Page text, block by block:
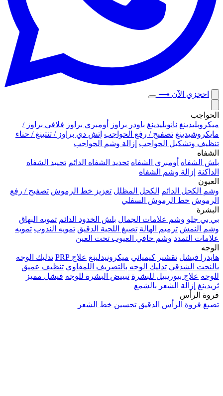
احجزي الآن ⟶
الحواجب
ميكروبلیدينغ نانوبليدينغ باودر براوز أومبري براوز فلافي براوز /
مايكروشيدينغ تصفيح / رفع الحواجب إتش دي براوز / تنتينغ / حناء
تنظيف وتشكيل الحواجب إزالة وشم الحواجب
الشفاه
بلش الشفاه أومبري الشفاه تحديد الشفاه الدائم تحييد الشفاه
الداكنة إزالة وشم الشفاه
العيون
وشم الكحل الدائم
الكحل المظلل تعزيز خط الرموش تصفيح / رفع
الرموش خط الرموش السفلي
البشرة
بي بي جلو وشم علامات الجمال بلش الخدود الدائم تمويه البهاق
وشم النمش ترميم الهالة تصبغ اللحية الدقيق تمويه الندوب تمويه
علامات التمدد وشم خافي العيوب تحت العين
الوجه
هايدرا فيشل تقشير كيميائي ميكرونيدلينغ علاج PRP
تدليك الوجه
بالنحت الشدقي تدليك الوجه بالتصريف اللمفاوي تنظيف عميق
للوجه علاج بيوريبيل للبشرة تبييض البشرة للوجه فيشل مميز
ثريدينغ إزالة الشعر بالشمع
فروة الرأس
تصبغ فروة الرأس الدقيق تحسين خط الشعر